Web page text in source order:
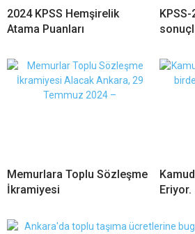
2024 KPSS Hemşirelik
Atama Puanları
Memurlara Toplu Sözleşme
İkramiyesi
Eriyor.